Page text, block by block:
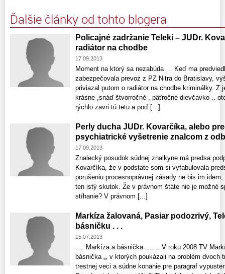
Ďalšie články od tohto blogera
Policajné zadržanie Teleki – JUDr.
radiátor na chodbe
17.09.2013
Moment na ktorý sa nezabúda … Keď ma
zabezpečovala prevoz z PZ Nitra do Bratislavy,
priviazal putom o radiátor na chodbe kriminálky. Z
krásne ,snáď štvorročné , päťročné dievčavko ..
rýchlo zavri tú tetu a poď [...]
Perly ducha JUDr. Kovarčíka, alebo
psychiatrické vyšetrenie znalcom z
17.09.2013
Znalecký posudok súdnej znalkyne má predsa
Kovarčíka, že v podstate som si vyfabulovala
porušeniu procesnoprávnej zásady ne bis im
ten istý skutok. Že v právnom štáte nie je možné
stíhanie? V právnom [...]
Markíza žalovaná, Pasiar podozrivý,
básničku . . .
15.07.2013
…. Markíza a básnička …. .. V roku 2008 TV
básnička „, v ktorých poukázali na problém dvoch
trestnej veci a súdne konanie pre paragraf